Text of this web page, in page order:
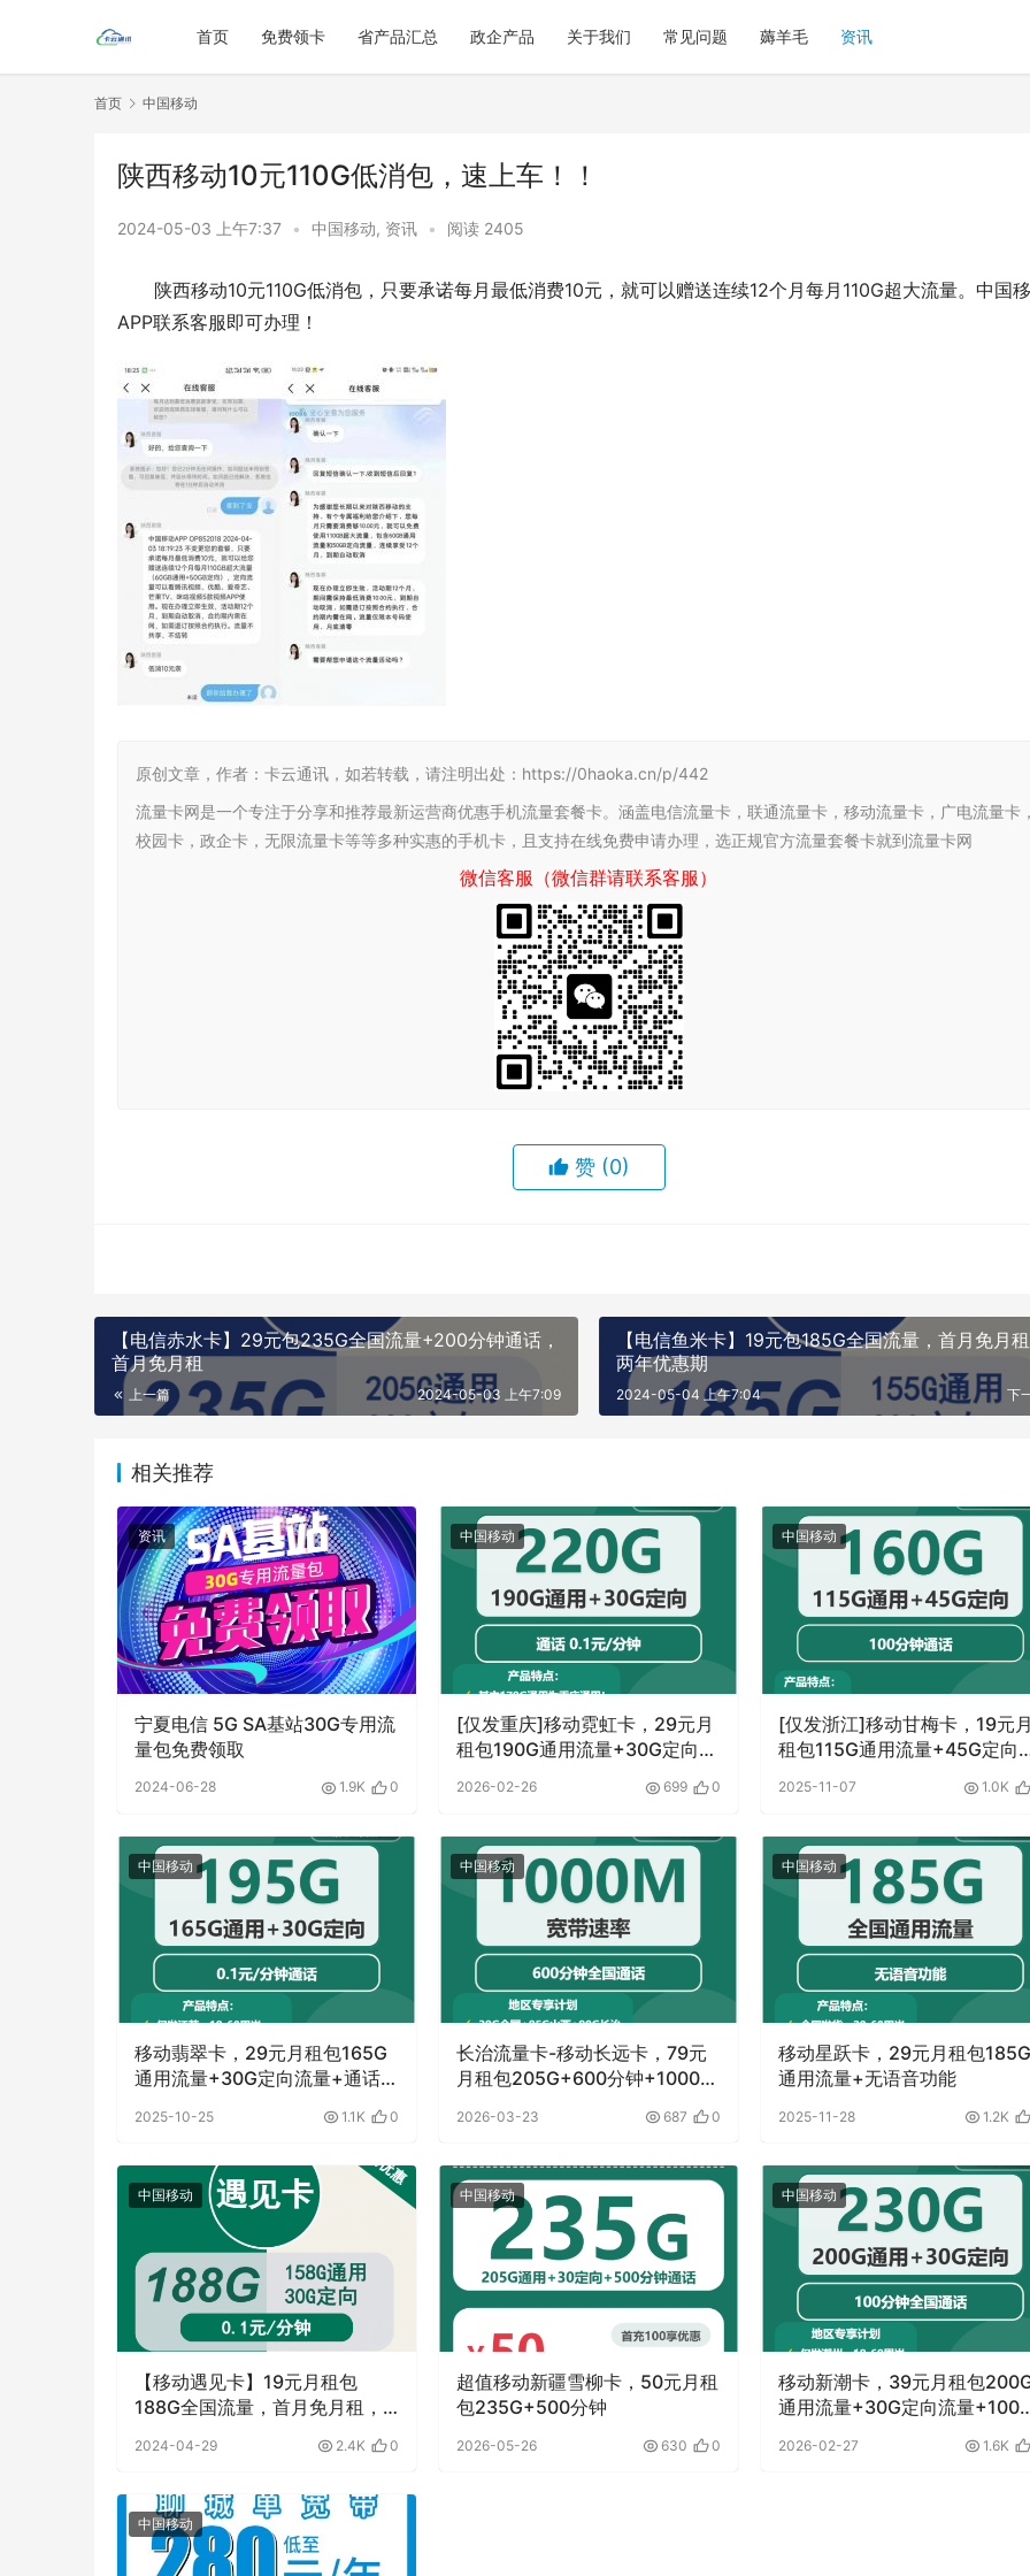
首页 免费领卡 省产品汇总 政企产品 关于我们 常见问题 薅羊毛 资讯
首页 中国移动
陕西移动10元110G低消包，速上车！！
2024-05-03 上午7:37 • 中国移动, 资讯 • 阅读 2405
陕西移动10元110G低消包，只要承诺每月最低消费10元，就可以赠送连续12个月每月110G超大流量。中国
APP联系客服即可办理！
原创文章，作者：卡云通讯，如若转载，请注明出处：https://0haoka.cn/p/442
流量卡网是一个专注于分享和推荐最新运营商优惠手机流量套餐卡。涵盖电信流量卡，联通流量卡，移动流量卡，广电流量卡，
校园卡，政企卡，无限流量卡等等多种实惠的手机卡，且支持在线免费申请办理，选正规官方流量套餐卡就到流量卡网
微信客服（微信群请联系客服）
赞 (0)
【电信赤水卡】29元包235G全国流量+200分钟通话，
首月免月租
上一篇 2024-05-03 上午7:09
【电信鱼米卡】19元包185G全国流量，首月免月租
两年优惠期
下
2024-05-04 上午7:04
相关推荐
资讯
宁夏电信 5G SA基站30G专用流
量包免费领取
2024-06-28 1.9K 0
中国移动
[仅发重庆]移动霓虹卡，29元月
租包190G通用流量+30G定向流
2026-02-26 699 0
中国移动
[仅发浙江]移动甘梅卡，19元月
租包115G通用流量+45G定向
2025-11-07 1.0K
中国移动
移动翡翠卡，29元月租包165G
通用流量+30G定向流量+通话
2025-10-25 1.1K 0
中国移动
长治流量卡-移动长远卡，79元
月租包205G+600分钟+1000M
2026-03-23 687 0
中国移动
移动星跃卡，29元月租包185G
通用流量+无语音功能
2025-11-28 1.2K
中国移动
【移动遇见卡】19元月租包
188G全国流量，首月免月租，
2024-04-29 2.4K 0
中国移动
超值移动新疆雪柳卡，50元月租
包235G+500分钟
2026-05-26 630 0
中国移动
移动新潮卡，39元月租包
通用流量+30G定向流量+100
2026-02-27 1.6K
中国移动